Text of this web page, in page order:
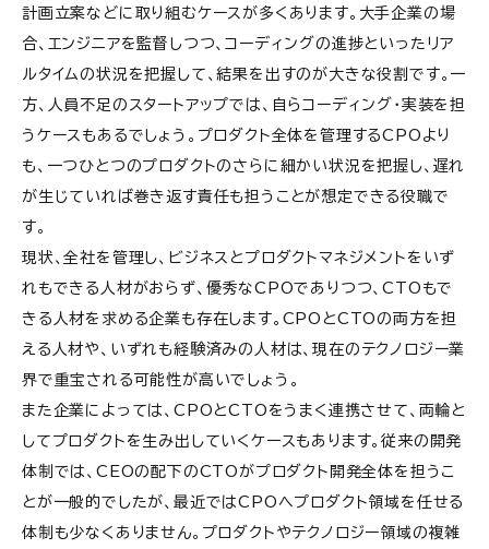
計画立案などに取り組むケースが多くあります。大手企業の場
合、エンジニアを監督しつつ、コーディングの進捗といったリア
ルタイムの状況を把握して、結果を出すのが大きな役割です。一
方、人員不足のスタートアップでは、自らコーディング・実装を担
うケースもあるでしょう。プロダクト全体を管理するCPOより
も、一つひとつのプロダクトのさらに細かい状況を把握し、遅れ
が生じていれば巻き返す責任も担うことが想定できる役職で
す。
現状、全社を管理し、ビジネスとプロダクトマネジメントをいず
れもできる人材がおらず、優秀なCPOでありつつ、CTOもで
きる人材を求める企業も存在します。CPOとCTOの両方を担
える人材や、いずれも経験済みの人材は、現在のテクノロジー業
界で重宝される可能性が高いでしょう。
また企業によっては、CPOとCTOをうまく連携させて、両輪と
してプロダクトを生み出していくケースもあります。従来の開発
体制では、CEOの配下のCTOがプロダクト開発全体を担うこ
とが一般的でしたが、最近ではCPOへプロダクト領域を任せる
体制も少なくありません。プロダクトやテクノロジー領域の複雑